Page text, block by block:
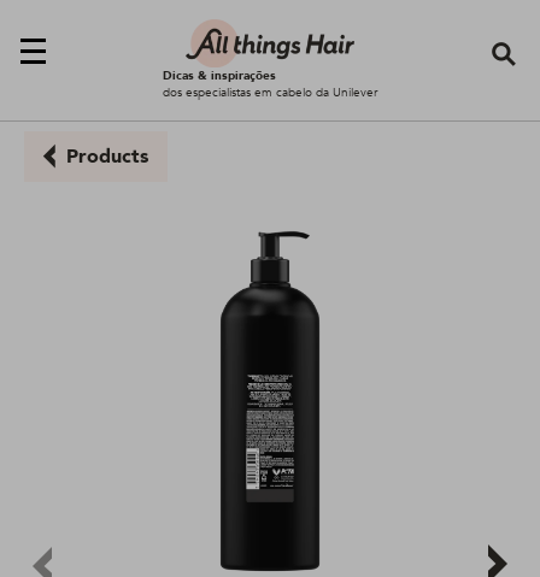
Dicas & inspirações
dos especialistas em cabelo da Unilever
Products